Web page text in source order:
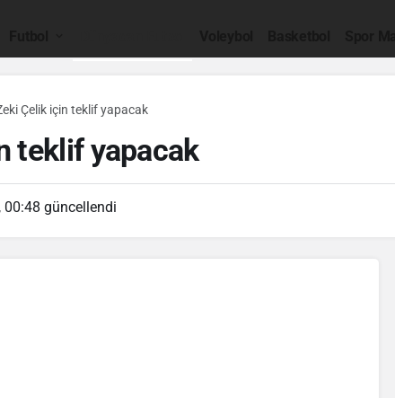
Çelik için teklif yapacak
teklif yapacak
00:48 güncellendi